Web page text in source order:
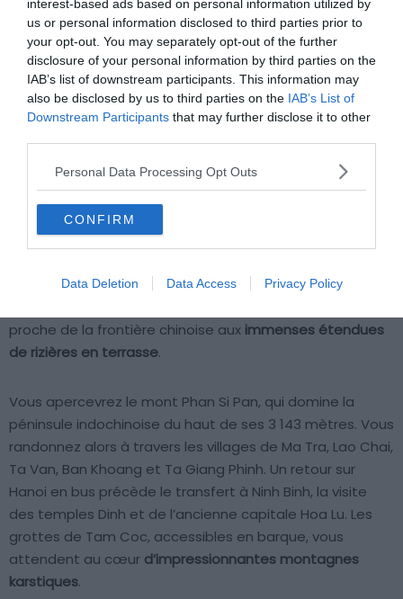
interest-based ads based on personal information utilized by
us or personal information disclosed to third parties prior to
your opt-out. You may separately opt-out of the further
disclosure of your personal information by third parties on the
IAB’s list of downstream participants. This information may
also be disclosed by us to third parties on the IAB’s List of
Downstream Participants that may further disclose it to other
Personal Data Processing Opt Outs
CONFIRM
Data Deletion Data Access Privacy Policy
📍Villes desservies par le circuit :Hanoi, Lao Cai,
Bac Ha, Ninh Binh, Hoi An, Hué, Saigon, Can Tho
⏱Durée de l’itinéraire :15 jours
💙O aime :voir les plus beaux spots du pays
Après une arrivée triomphale à l’aéroport de Hanoi et la
visite de la capitale du pays, direction Lao Cai. Vous
atteindrez cette ville du nord en train de nuit, climatisé
et particulièrement confortable. Ensuite, place au
ses maisons traditionnelles valent par eux-même le
proche de la frontière chinoise aux immenses étendues
de rizières en terrasse.
Vous apercevrez le mont Phan Si Pan, qui domine la
péninsule indochinoise du haut de ses 3 143 mètres. Vous
randonnez alors à travers les villages de Ma Tra, Lao Chai,
Ta Van, Ban Khoang et Ta Giang Phinh. Un retour sur
Hanoi en bus précède le transfert à Ninh Binh, la visite
des temples Dinh et de l’ancienne capitale Hoa Lu. Les
grottes de Tam Coc, accessibles en barque, vous
attendent au cœur d’impressionnantes montagnes
karstiques.